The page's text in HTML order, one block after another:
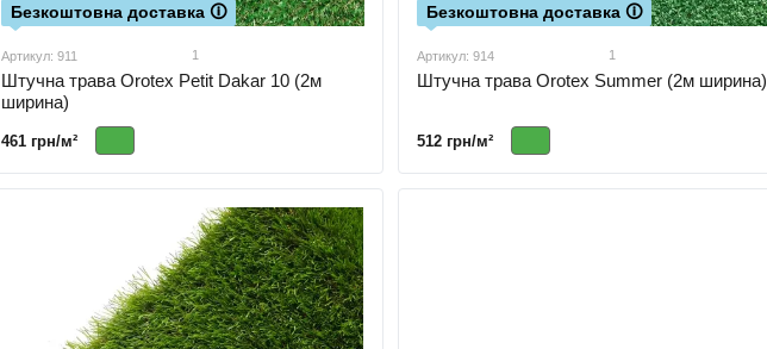
Безкоштовна доставка 🛈
Артикул: 911 1
Штучна трава Orotex Petit Dakar 10 (2м
ширина)
461 грн/м²
Безкоштовна доставка 🛈
Артикул: 914 1
Штучна трава Orotex Summer (2м ширина)
512 грн/м²